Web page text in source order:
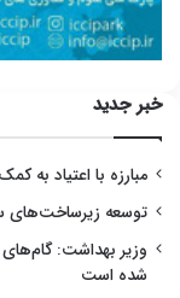
خبر جدید
مبارزه با اعتیاد به
توسعه زیرساخت‌های سلامت
وزیر بهداشت:
شده است